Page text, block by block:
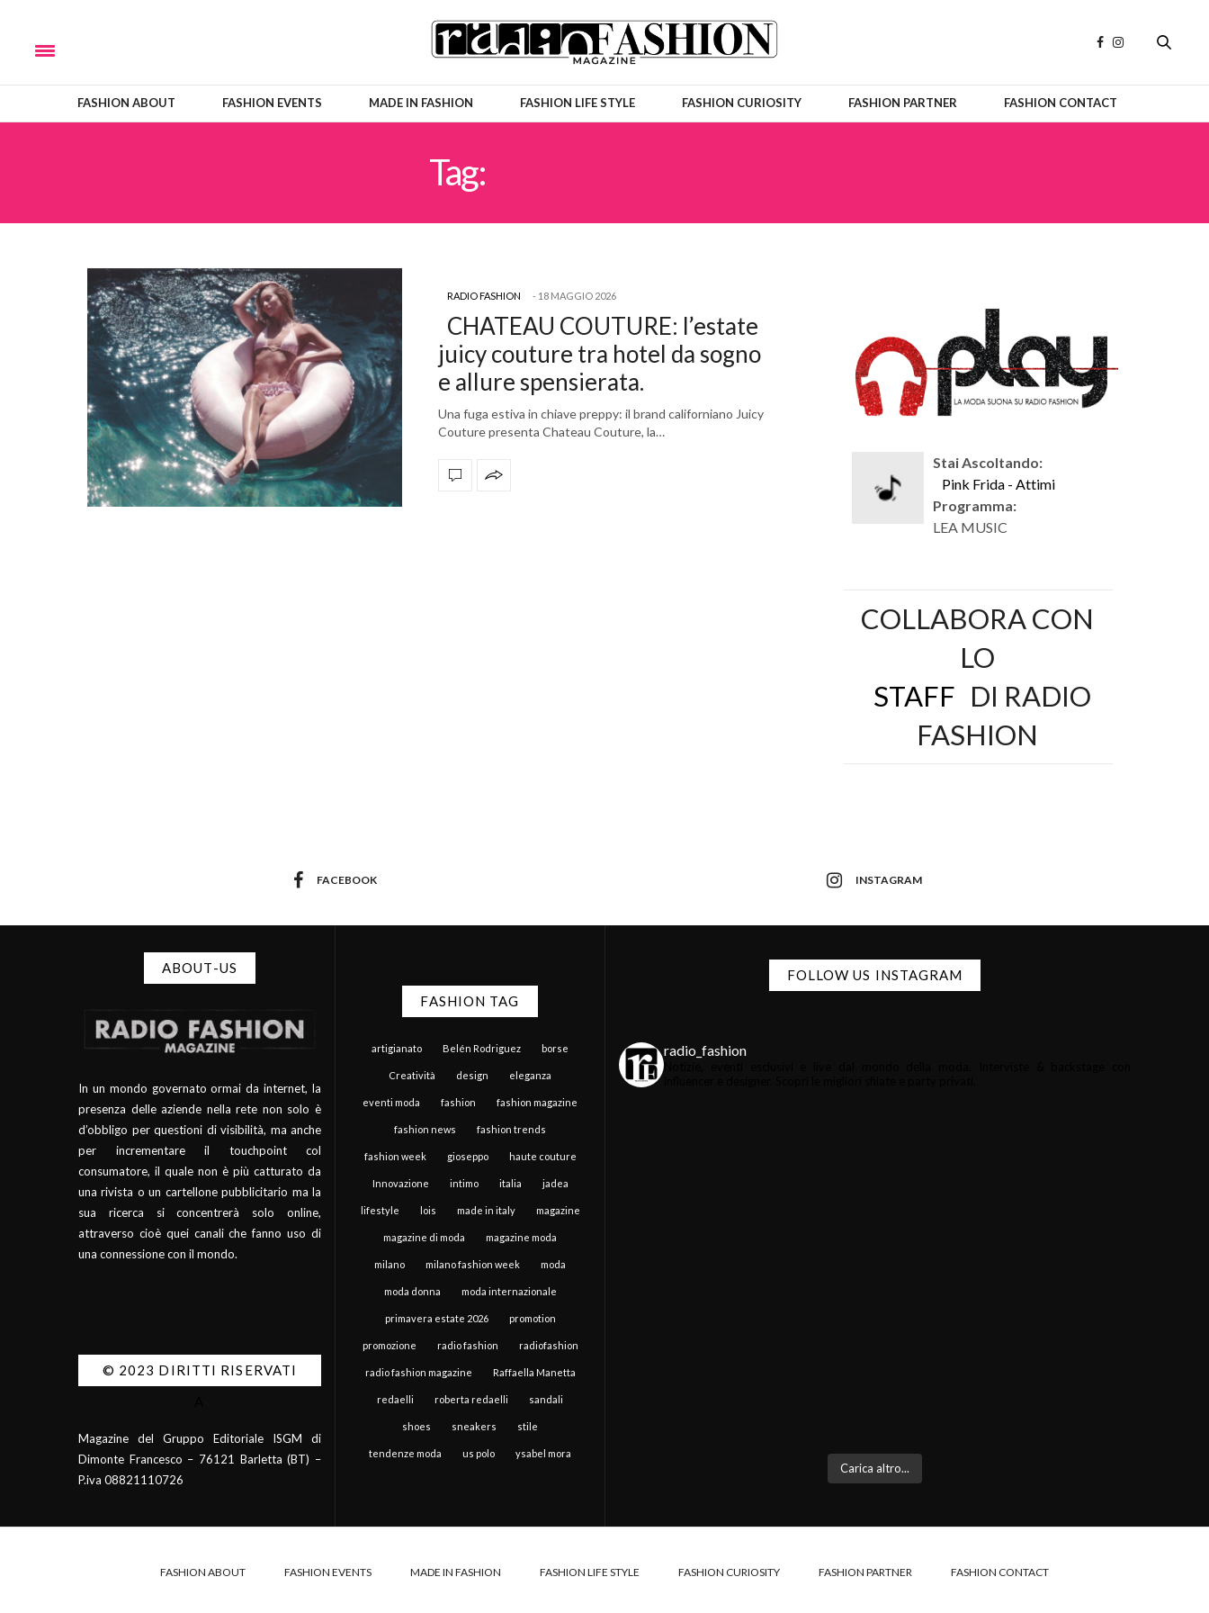
FASHION ABOUT FASHION EVENTS MADE IN FASHION FASHION LIFE STYLE FASHION CURIOSITY FASHION PARTNER FASHION CONTACT
Tag:
RADIO FASHION 18 MAGGIO 2026
CHATEAU COUTURE: l’estate
juicy couture tra hotel da sogno
e allure spensierata.
Una fuga estiva in chiave preppy: il brand californiano Juicy
Couture presenta Chateau Couture, la…
Stai Ascoltando:
Pink Frida - Attimi
Programma:
LEA MUSIC
COLLABORA CON
LO
STAFF DI RADIO
FASHION
FACEBOOK INSTAGRAM
ABOUT-US
In un mondo governato ormai da internet, la
presenza delle aziende nella rete non solo è
d’obbligo per questioni di visibilità, ma anche
per incrementare il touchpoint col
consumatore, il quale non è più catturato da
una rivista o un cartellone pubblicitario ma la
sua ricerca si concentrerà solo online,
attraverso cioè quei canali che fanno uso di
una connessione con il mondo.
© 2023 DIRITTI RISERVATI
Magazine del Gruppo Editoriale ISGM di
Dimonte Francesco – 76121 Barletta (BT) –
P.iva 08821110726
FASHION TAG
artigianato Belén Rodriguez borse
Creatività design eleganza
eventi moda fashion fashion magazine
fashion news fashion trends
fashion week gioseppo haute couture
Innovazione intimo italia jadea
lifestyle lois made in italy magazine
magazine di moda magazine moda
milano milano fashion week moda
moda donna moda internazionale
primavera estate 2026 promotion
promozione radio fashion radiofashion
radio fashion magazine Raffaella Manetta
redaelli roberta redaelli sandali
shoes sneakers stile
tendenze moda us polo ysabel mora
FOLLOW US INSTAGRAM
radio_fashion
Carica altro...
FASHION ABOUT FASHION EVENTS MADE IN FASHION FASHION LIFE STYLE FASHION CURIOSITY FASHION PARTNER FASHION CONTACT